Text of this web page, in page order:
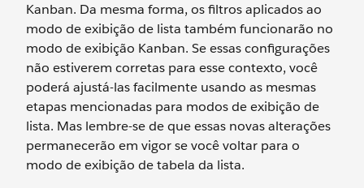
Kanban. Da mesma forma, os filtros aplicados ao
modo de exibição de lista também funcionarão no
modo de exibição Kanban. Se essas configurações
não estiverem corretas para esse contexto, você
poderá ajustá-las facilmente usando as mesmas
etapas mencionadas para modos de exibição de
lista. Mas lembre-se de que essas novas alterações
permanecerão em vigor se você voltar para o
modo de exibição de tabela da lista.